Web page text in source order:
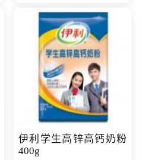
伊利学生高锌高钙奶粉
400g